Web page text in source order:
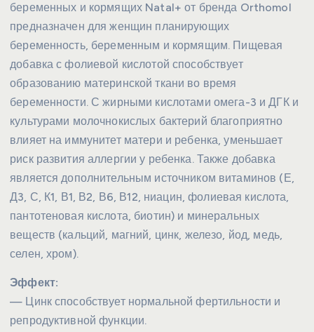
беременных и кормящих Natal+ от бренда Orthomol
предназначен для женщин планирующих
беременность, беременным и кормящим. Пищевая
добавка с фолиевой кислотой способствует
образованию материнской ткани во время
беременности. С жирными кислотами омега-3 и ДГК и
культурами молочнокислых бактерий благоприятно
влияет на иммунитет матери и ребенка, уменьшает
риск развития аллергии у ребенка. Также добавка
является дополнительным источником витаминов (Е,
Д3, С, К1, В1, В2, В6, В12, ниацин, фолиевая кислота,
пантотеновая кислота, биотин) и минеральных
веществ (кальций, магний, цинк, железо, йод, медь,
селен, хром).
Эффект:
— Цинк способствует нормальной фертильности и
репродуктивной функции.